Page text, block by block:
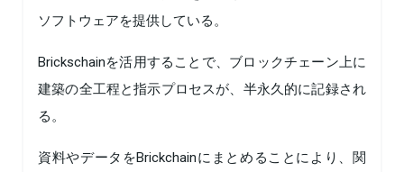
ソフトウェアを提供している。
Brickschainを活用することで、ブロックチェーン上に
建築の全工程と指示プロセスが、半永久的に記録され
る。
資料やデータをBrickchainにまとめることにより、関